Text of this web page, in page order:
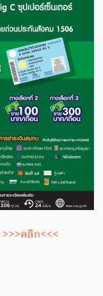
>>>คลิก<<<